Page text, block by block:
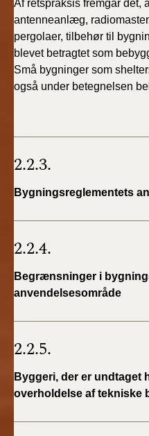
Af retspraksis fremgår det,
antenneanlæg,
pergolaer, tilbehør til
blevet betragtet som
Små bygninger som
også under betegnelsen
2.2.3.
Bygningsreglementets
2.2.4.
Begrænsninger i
anvendelsesområde
2.2.5.
Byggeri, der er undtaget
overholdelse af tekniske